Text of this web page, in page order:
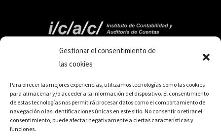
Gestionar el consentimiento de
las cookies
Para ofrecer las mejores experiencias, utilizamos tecnologías como las cookies
para almacenar y/o acceder a la información del dispositivo. El consentimiento
de estas tecnologías nos permitirá procesar datos como el comportamiento de
navegación o las identificaciones únicas en este sitio. No consentir o retirar el
consentimiento, puede afectar negativamente a ciertas características y
funciones.
Información
Política de Privacidad
Canal de denuncias
Cookies
Accesibilidad